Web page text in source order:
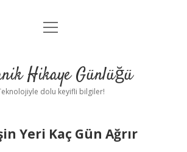
Anasayfa
Yasal Uyarı
menüyü
Hikaye Günlüğü
dolu keyifli bilgiler!
Yeri Kaç Gün Ağrır